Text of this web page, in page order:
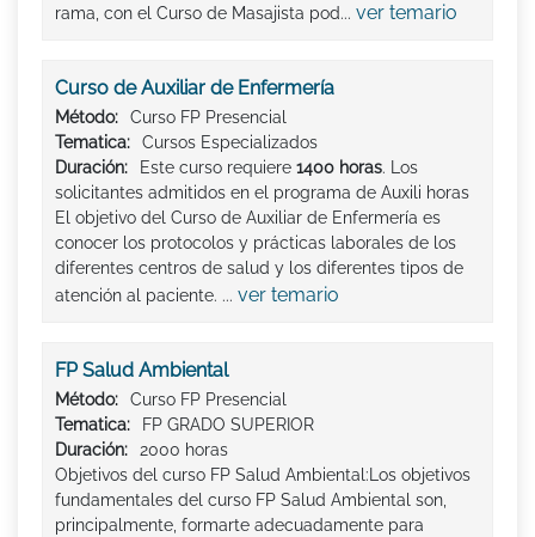
rama, con el Curso de Masajista pod... ver temario
Curso de Auxiliar de Enfermería
Método:
Curso FP Presencial
Tematica:
Cursos Especializados
Duración:
Este curso requiere 1400 horas. Los
solicitantes admitidos en el programa de Auxili horas
El objetivo del Curso de Auxiliar de Enfermería es
conocer los protocolos y prácticas laborales de los
diferentes centros de salud y los diferentes tipos de
atención al paciente. ... ver temario
FP Salud Ambiental
Método:
Curso FP Presencial
Tematica:
FP GRADO SUPERIOR
Duración:
2000 horas
Objetivos del curso FP Salud Ambiental:Los objetivos
fundamentales del curso FP Salud Ambiental son,
principalmente, formarte adecuadamente para